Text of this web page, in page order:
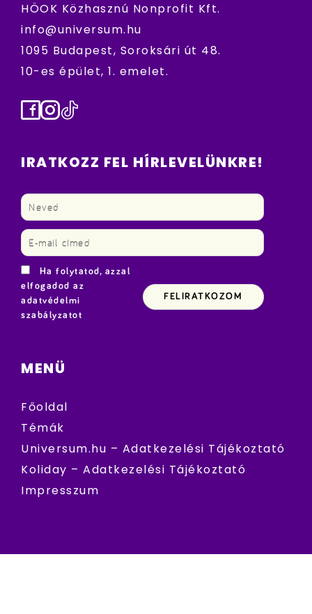
HÖOK Közhasznú Nonprofit Kft.
info@universum.hu
1095 Budapest, Soroksári út 48.
10-es épület, 1. emelet.
Facebook
Instagram
TikTok
IRATKOZZ FEL HÍRLEVELÜNKRE!
Ha folytatod, azzal
elfogadod az
adatvédelmi
szabályzatot
MENÜ
Főoldal
Témák
Universum.hu – Adatkezelési Tájékoztató
Koliday – Adatkezelési Tájékoztató
Impresszum